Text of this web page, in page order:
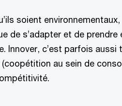
soient environnementaux,
de s’adapter et de prendre
Innover, c’est parfois aussi
au sein de